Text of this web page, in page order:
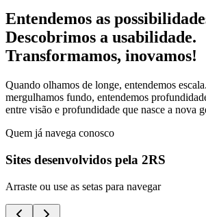
Entendemos as
Descobrimos a usabilidade.
Transformamos, inovamos!
Quando olhamos de longe, entendemos
mergulhamos fundo, entendemos
entre visão e profundidade que nasce a nova
Quem já navega conosco
Sites desenvolvidos pela 2RS
Arraste ou use as setas para navegar